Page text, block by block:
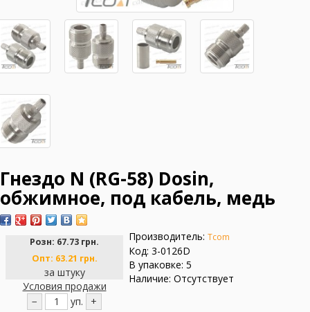
Гнездо N (RG-58) Dosin,
обжимное, под кабель, медь
Розн: 67.73 грн.
Опт: 63.21 грн.
за штуку
Условия продажи
−
уп. +
Производитель: Tcom
Код: 3-0126D
В упаковке: 5
Наличие: Отсутствует